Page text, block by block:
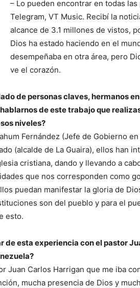
– Lo pueden encontrar en todas
Telegram, VT Music. Recibí la
alcance de 3.1 millones de vistos,
Dios ha estado haciendo en el
desempeñaba en otra área, pero
ve el corazón.
de personas claves, hermanos
de este trabajo que
niveles?
Fernández (Jefe de Gobierno
(alcalde de La Guaira), ellos han
cristiana, dando y llevando a
que nos corresponden como
puedan manifestar la gloria de
son del pueblo y para el
esto.
de esta experiencia con el pastor
Juan Carlos Harrigan que me iba
mucha presencia de Dios y